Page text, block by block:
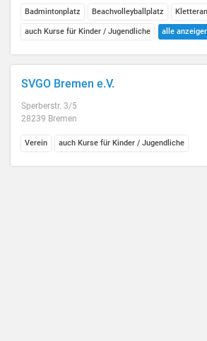
Badmintonplatz Beachvolleyballplatz
auch Kurse für Kinder / Jugendliche alle
SVGO Bremen e.V.
Sperberstr. 3/5
28239 Bremen
Verein auch Kurse für Kinder / Jugendliche